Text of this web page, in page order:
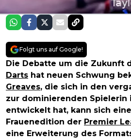
Folgt uns auf Google!
Die Debatte um die Zukunft
Darts hat neuen Schwung
Greaves, die sich in den
zur dominierenden Spielerin
entwickelt hat, kann sich
Frauenedition der Premier
eine Erweiterung des